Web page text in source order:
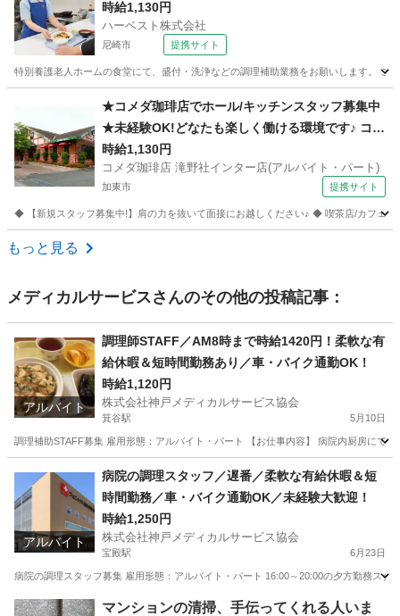
時給1,130円
ハーベスト株式会社
尼崎市 提携サイト
特別養護老人ホームの食堂にて、盛付・洗浄などの調理補助業務をお願いします。
その他
★コメダ珈琲店でホール/キッチンスタッフ募集中
★未経験OK!どなたも楽しく働ける環境です♪ コメ
ダ珈琲店 滝野社インター店(アルバイト・パート)
フード系
時給1,130円
コメダ珈琲店 滝野社インター店(アルバイト・パート)
加東市 提携サイト
◆ 【新規スタッフ募集中!】肩の力を抜いて面接にお越しください♪ ◆ 喫茶店/カフェ/
兵庫 加東市
もっと見る
メディカルサービスさんのその他の投稿記事：
アルバイト
調理師STAFF／AM8時まで時給1420円！柔軟な有
給休暇＆短時間勤務あり／車・バイク通勤OK！
時給1,120円
株式会社神戸メディカルサービス協会
箕谷駅 5月10日
調理補助STAFF募集 雇用形態：アルバイト・パート 【お仕事内容】 病院内厨房にて
箕谷駅 キッチン
アルバイト
病院の調理スタッフ／遅番／柔軟な有給休暇＆短
時間勤務／車・バイク通勤OK／未経験大歓迎！
時給1,250円
株式会社神戸メディカルサービス協会
宝殿駅 6月23日
病院の調理スタッフ募集 雇用形態：アルバイト・パート 16:00～20:00の夕方勤務ス
兵庫 加古川市 宝殿駅 キッチン スタッフ
マンションの清掃、手伝ってくれる人いま